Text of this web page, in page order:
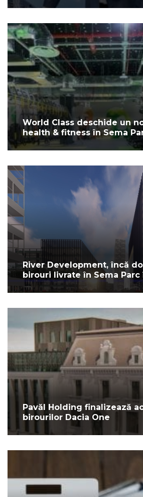
World Class deschide un
health & fitness în Sema
River Development, încă
birouri livrate în Sema Parc
Pavăl Holding finalizează
birourilor Dacia One